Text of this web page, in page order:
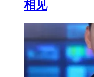
相见